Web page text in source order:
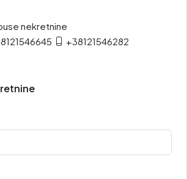
nekretnine
+38121546282